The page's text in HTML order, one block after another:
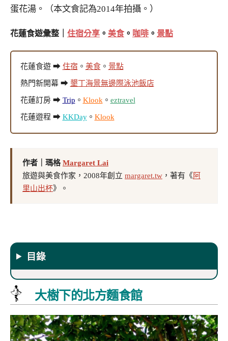
蛋花湯。（本文食記為2014年拍攝。）
花蓮食遊彙整｜ 住宿分享 。 美食。 咖啡 。 景點
花蓮食遊 ➡ 住宿 。 美食。 景點
熱門新開幕 ➡ 墾丁海景無邊際泳池飯店
花蓮訂房 ➡ Trip 。 Klook。 eztravel
花蓮遊程 ➡ KKDay。 Klook
作者｜瑪格Margaret Lai
旅遊與美食作家，2008年創立 margaret.tw ，著有《阿
里山出杯》。
目錄
大樹下的北方麵食館